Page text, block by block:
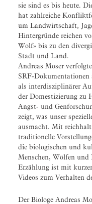
sie sind es bis heute.
hat zahlreiche
um Landwirtschaft,
Hintergründe reichen
Wolf» bis zu den
Stadt und Land.
Andreas Moser
SRF-Dokumentationen
als interdisziplinärer
der Domestizierung zu
Angst- und
zeigt, was unser
ausmacht. Mit
traditionelle
die biologischen und
Menschen, Wölfen und
Erzählung ist mit
Videos zum Verhalten
Der Biologe Andreas